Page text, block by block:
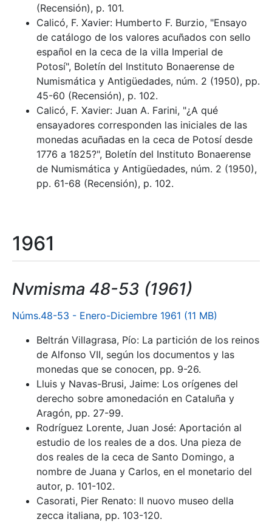
(Recensión), p. 101.
Calicó, F. Xavier: Humberto F. Burzio, "Ensayo
de catálogo de los valores acuñados con sello
español en la ceca de la villa Imperial de
Potosí", Boletín del Instituto Bonaerense de
Numismática y Antigüedades, núm. 2 (1950), pp.
45-60 (Recensión), p. 102.
Calicó, F. Xavier: Juan A. Farini, "¿A qué
ensayadores corresponden las iniciales de las
monedas acuñadas en la ceca de Potosí desde
1776 a 1825?", Boletín del Instituto Bonaerense
de Numismática y Antigüedades, núm. 2 (1950),
pp. 61-68 (Recensión), p. 102.
1961
Nvmisma 48-53 (1961)
Núms.48-53 - Enero-Diciembre 1961 (11 MB)
Beltrán Villagrasa, Pío: La partición de los reinos
de Alfonso VII, según los documentos y las
monedas que se conocen, pp. 9-26.
Lluis y Navas-Brusi, Jaime: Los orígenes del
derecho sobre amonedación en Cataluña y
Aragón, pp. 27-99.
Rodríguez Lorente, Juan José: Aportación al
estudio de los reales de a dos. Una pieza de
dos reales de la ceca de Santo Domingo, a
nombre de Juana y Carlos, en el monetario del
autor, p. 101-102.
Casorati, Pier Renato: Il nuovo museo della
zecca italiana, pp. 103-120.